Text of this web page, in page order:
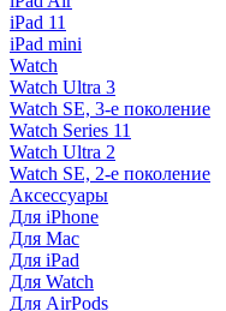
iPad 11
iPad mini
Watch
Watch Ultra 3
Watch SE, 3-е поколение
Watch Series 11
Watch Ultra 2
Watch SE, 2-е поколение
Аксессуары
Для iPhone
Для Mac
Для iPad
Для Watch
Для AirPods